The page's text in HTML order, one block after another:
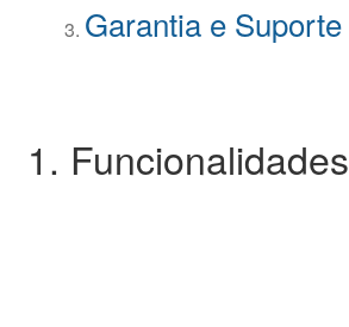
Garantia e Suporte
1. Funcionalidades